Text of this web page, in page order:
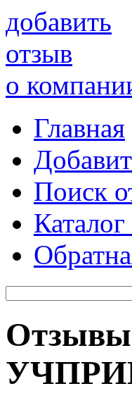
добавить
отзыв
о
Главная
Поиск
Отзывы